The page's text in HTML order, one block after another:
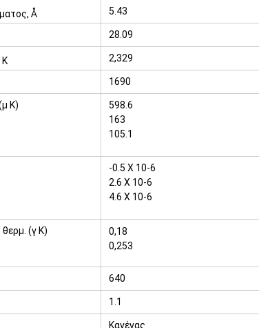
Å
5.43
28.09
Κ 2,329
1690
Κ)
598.6
163
105.1
-0.5 X 10-6
2.6 X 10-6
4.6 X 10-6
(γ Κ)
0,18
0,253
640
1.1
Κανένας